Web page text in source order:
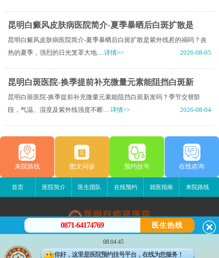
昆明白癜风皮肤病医院简介-夏季暴晒后白斑扩散是
昆明白癜风皮肤病医院简介-夏季暴晒后白斑扩散是紫外线惹的祸吗？炎
热的夏季，强烈的日光笼罩大地.....详情>> 2026-08-05
昆明白斑医院-换季提前补充微量元素能阻挡白斑新
昆明白斑医院-换季提前补充微量元素能阻挡白斑新发吗？季节交替阶
段，气温、湿度及紫外线强度不断.....详情>> 2026-08-04
来院路线 图文问诊 预约挂号 在线咨询
首页 医院简介 医生团队 在线预约 就医指南 来院路线
昆明白癜风医院
昆明市五华区护国路2号
版权所有：昆明白癜风医院
0871-64174769 医生热线
08:04:45
你好，这里是医院预约挂号平台，在线为您服务！